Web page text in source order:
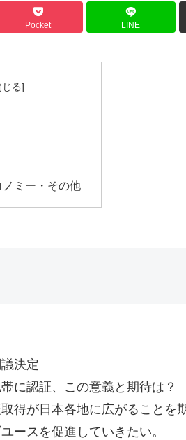
Pocket LINE
ミー・その他
決定
に認証、この意義と期待は？
が日本各地に広がることを期
ースを促進していきたい。